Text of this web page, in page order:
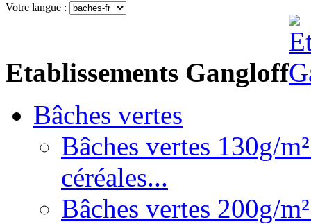
Votre langue :
Etablissements Gangloff
Bâches vertes
Bâches vertes 130g/
céréales...
Bâches vertes 200g/